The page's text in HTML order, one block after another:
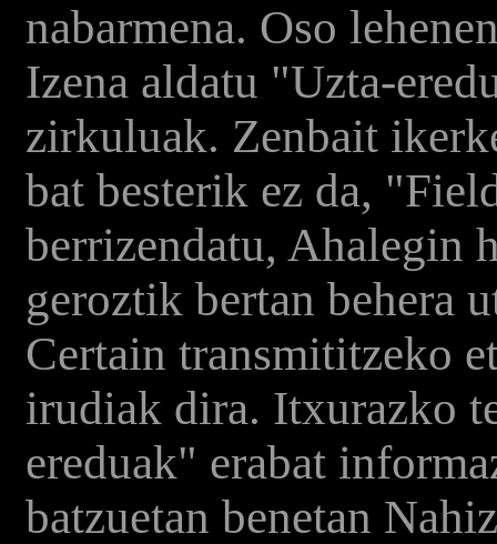
nabarmena. Oso
Izena aldatu "Uzta-
zirkuluak. Zenbait
bat besterik ez da,
berrizendatu, Ahalegin
geroztik bertan behera
Certain transmititzeko
irudiak dira. Itxurazko
ereduak" erabat
batzuetan benetan